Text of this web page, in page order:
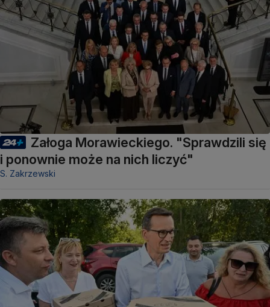
Załoga Morawieckiego. "Sprawdzili się
i ponownie może na nich liczyć"
S. Zakrzewski